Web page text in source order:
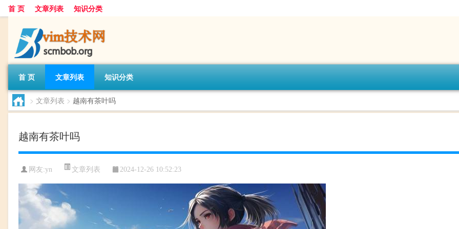
首 页 文章列表 知识分类
首 页 文章列表 知识分类
> 文章列表 > 越南有茶叶吗
越南有茶叶吗
网友:yn 文章列表 2024-12-26 10:52:23